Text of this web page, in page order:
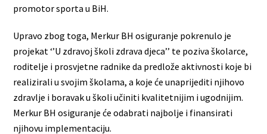
promotor sporta u BiH.
Upravo zbog toga, Merkur BH osiguranje pokrenulo je
projekat ‘’U zdravoj školi zdrava djeca’’ te poziva školarce,
roditelje i prosvjetne radnike da predlože aktivnosti koje bi
realizirali u svojim školama, a koje će unaprijediti njihovo
zdravlje i boravak u školi učiniti kvalitetnijim i ugodnijim.
Merkur BH osiguranje će odabrati najbolje i finansirati
njihovu implementaciju.